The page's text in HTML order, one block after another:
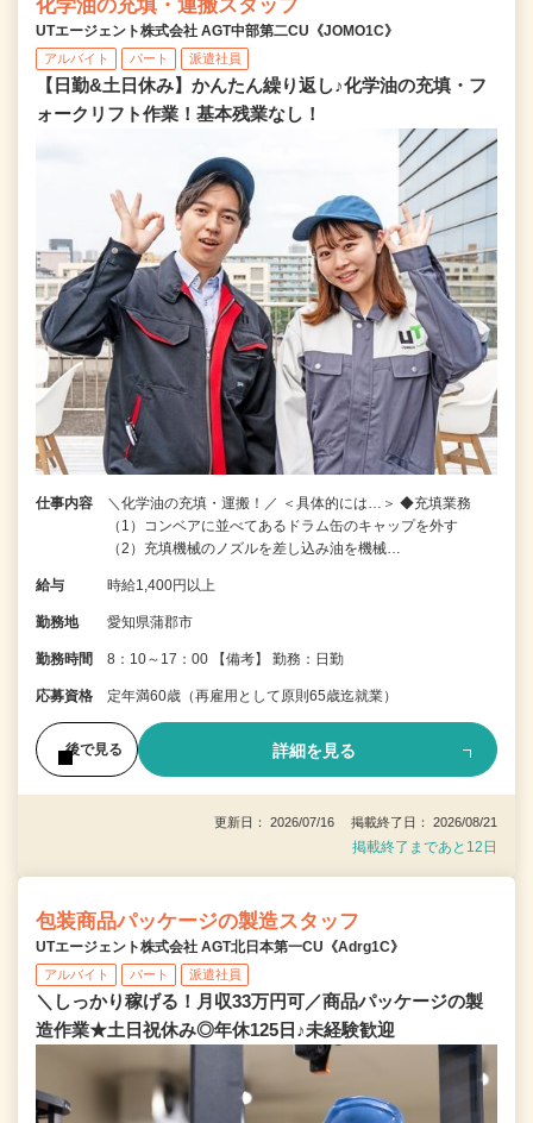
化学油の充填・運搬スタッフ
UTエージェント株式会社 AGT中部第二CU《JOMO1C》
アルバイト パート 派遣社員
【日勤&土日休み】かんたん繰り返し♪化学油の充填・フ
ォークリフト作業！基本残業なし！
仕事内容
＼化学油の充填・運搬！／ ＜具体的には…＞ ◆充填業務
（1）コンベアに並べてあるドラム缶のキャップを外す
（2）充填機械のノズルを差し込み油を機械…
給与 時給1,400円以上
勤務地 愛知県蒲郡市
勤務時間 8：10～17：00 【備考】 勤務：日勤
応募資格 定年満60歳（再雇用として原則65歳迄就業）
後で見る 詳細を見る
更新日： 2026/07/16 掲載終了日： 2026/08/21
掲載終了まであと12日
包装商品パッケージの製造スタッフ
UTエージェント株式会社 AGT北日本第一CU《Adrg1C》
アルバイト パート 派遣社員
＼しっかり稼げる！月収33万円可／商品パッケージの製
造作業★土日祝休み◎年休125日♪未経験歓迎